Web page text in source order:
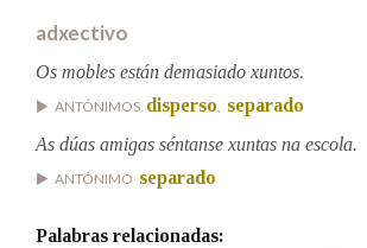
Contén
adxectivo
Os mobles están demasiado xuntos.
ANTÓNIMOS disperso, separado
As dúas amigas séntanse xuntas na escola.
ANTÓNIMO separado
Palabras relacionadas: